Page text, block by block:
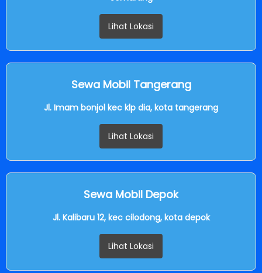
Lihat Lokasi
Sewa Mobil Tangerang
Jl. Imam bonjol kec klp dia, kota tangerang
Lihat Lokasi
Sewa Mobil Depok
Jl. Kalibaru 12, kec cilodong, kota depok
Lihat Lokasi